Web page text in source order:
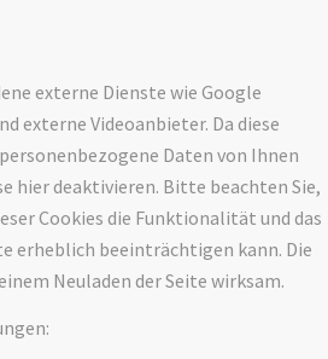
externe Dienste wie Google
externe Videoanbieter. Da diese
Daten von Ihnen
hier deaktivieren. Bitte beachten Sie,
Cookies die Funktionalität und das
erheblich beeinträchtigen kann. Die
Neuladen der Seite wirksam.